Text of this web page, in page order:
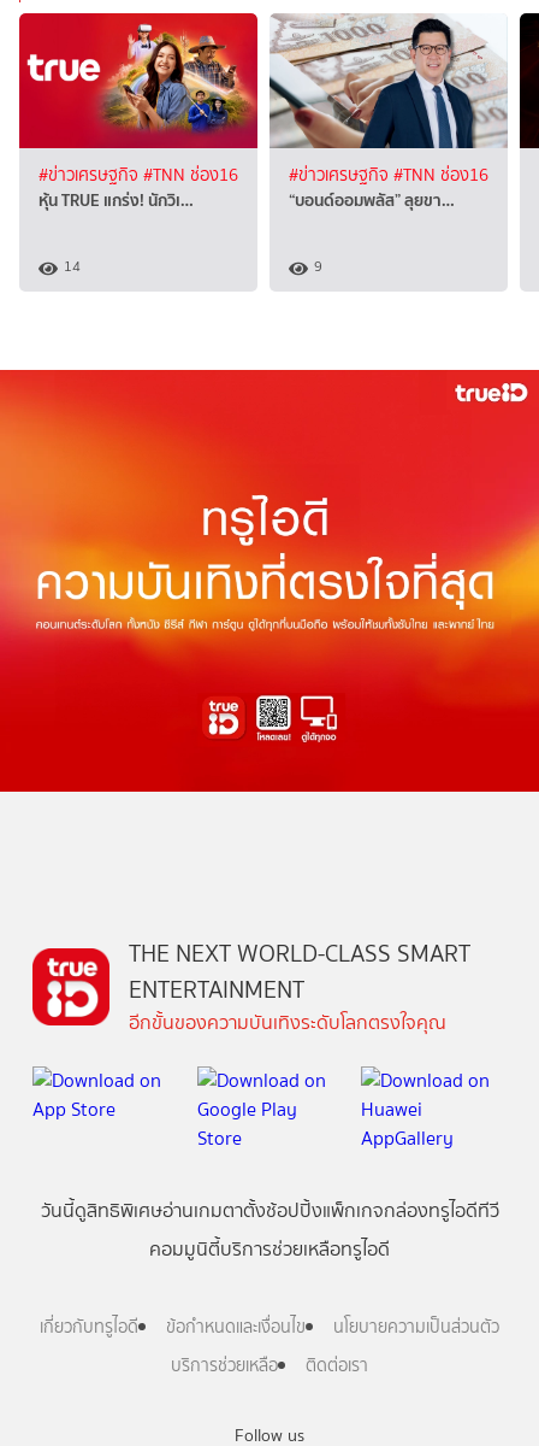
#ข่าวเศรษฐกิจ #TNN ช่อง16
หุ้น TRUE แกร่ง! นักวิเ…
14
#ข่าวเศรษฐกิจ #TNN ช่อง16
“บอนด์ออมพลัส” ลุยขา…
9
Follow us
THE NEXT WORLD-CLASS SMART
ENTERTAINMENT
อีกขั้นของความบันเทิงระดับโลกตรงใจคุณ
วันนี้ดูสิทธิพิเศษอ่านเกมตาตั้งช้อปปิ้งแพ็กเกจกล่องทรูไอดีทีวี
คอมมูนิตี้บริการช่วยเหลือทรูไอดี
เกี่ยวกับทรูไอดี ข้อกำหนดและเงื่อนไข
นโยบายความเป็นส่วนตัว
บริการช่วยเหลือ
ติดต่อเรา